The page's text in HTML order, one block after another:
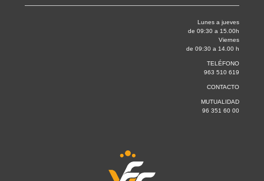
Lunes a jueves
de 09:30 a 15.00h
Viernes
de 09:30 a 14.00 h
TELÉFONO
963 510 619
CONTACTO
MUTUALIDAD
96 351 60 00